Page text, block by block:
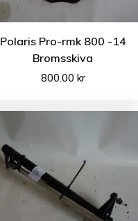
Polaris Pro-rmk 800 -14
Bromsskiva
800.00 kr